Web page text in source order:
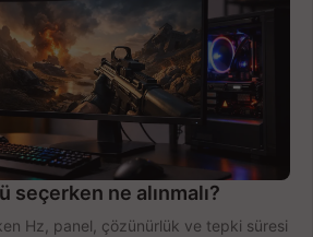
seçerken ne alınmalı?
Hz, panel, çözünürlük ve tepki süresi